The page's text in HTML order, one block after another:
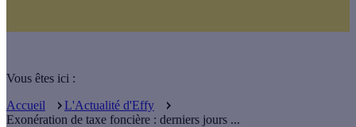
Vous êtes ici :
Accueil
L'Actualité d'Effy
Exonération de taxe foncière : derniers jours ...